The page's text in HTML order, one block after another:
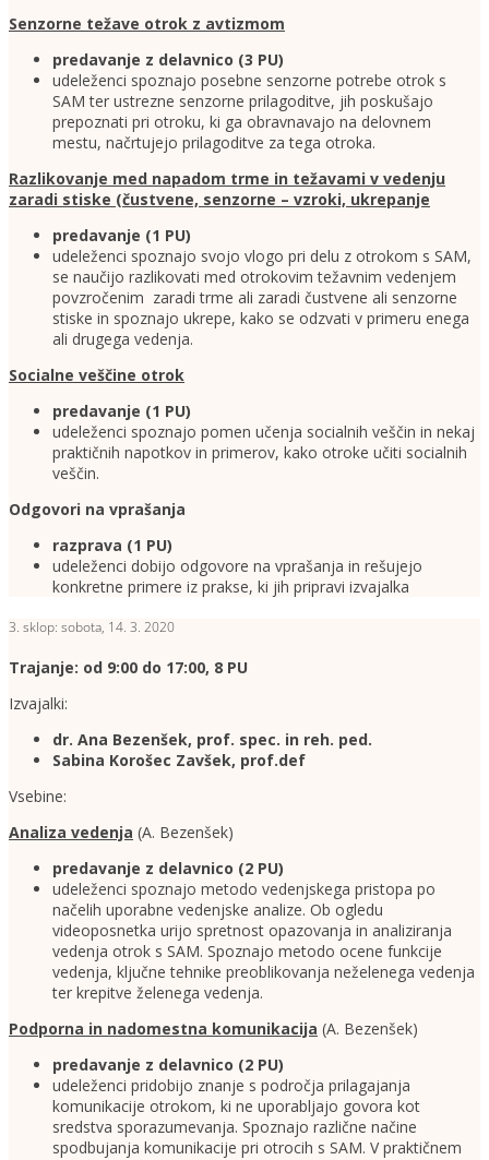
Senzorne težave otrok z avtizmom
predavanje z delavnico (3 PU)
udeleženci spoznajo posebne senzorne potrebe otrok s
SAM ter ustrezne senzorne prilagoditve, jih poskušajo
prepoznati pri otroku, ki ga obravnavajo na delovnem
mestu, načrtujejo prilagoditve za tega otroka.
Razlikovanje med napadom trme in težavami v vedenju
zaradi stiske (čustvene, senzorne – vzroki, ukrepanje
predavanje (1 PU)
udeleženci spoznajo svojo vlogo pri delu z otrokom s SAM,
se naučijo razlikovati med otrokovim težavnim vedenjem
povzročenim zaradi trme ali zaradi čustvene ali senzorne
stiske in spoznajo ukrepe, kako se odzvati v primeru enega
ali drugega vedenja.
Socialne veščine otrok
predavanje (1 PU)
udeleženci spoznajo pomen učenja socialnih veščin in nekaj
praktičnih napotkov in primerov, kako otroke učiti socialnih
veščin.
Odgovori na vprašanja
razprava (1 PU)
udeleženci dobijo odgovore na vprašanja in rešujejo
konkretne primere iz prakse, ki jih pripravi izvajalka
3. sklop: sobota, 14. 3. 2020
Trajanje: od 9:00 do 17:00, 8 PU
Izvajalki:
dr. Ana Bezenšek, prof. spec. in reh. ped.
Sabina Korošec Zavšek, prof.def
Vsebine:
Analiza vedenja (A. Bezenšek)
predavanje z delavnico (2 PU)
udeleženci spoznajo metodo vedenjskega pristopa po
načelih uporabne vedenjske analize. Ob ogledu
videoposnetka urijo spretnost opazovanja in analiziranja
vedenja otrok s SAM. Spoznajo metodo ocene funkcije
vedenja, ključne tehnike preoblikovanja neželenega vedenja
ter krepitve želenega vedenja.
Podporna in nadomestna komunikacija (A. Bezenšek)
predavanje z delavnico (2 PU)
udeleženci pridobijo znanje s področja prilagajanja
komunikacije otrokom, ki ne uporabljajo govora kot
sredstva sporazumevanja. Spoznajo različne načine
spodbujanja komunikacije pri otrocih s SAM. V praktičnem